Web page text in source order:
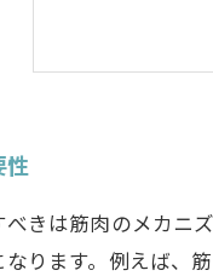
心理的要
総合的アプ
性
きは筋肉のメカニ
ります。例えば、